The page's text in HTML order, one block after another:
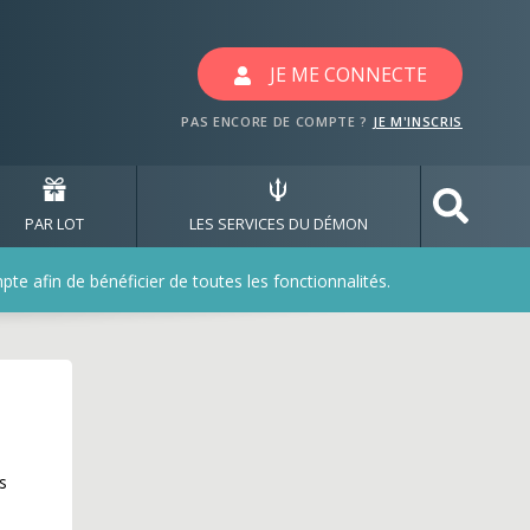
JE ME CONNECTE
PAS ENCORE DE COMPTE ? JE M'INSCRIS
PAR LOT LES SERVICES DU DÉMON
afin de bénéficier de toutes les fonctionnalités.